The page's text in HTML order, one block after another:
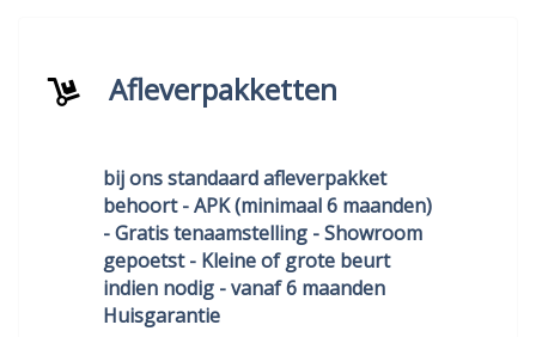
Afleverpakketten
bij ons standaard afleverpakket
behoort - APK (minimaal 6 maanden)
- Gratis tenaamstelling - Showroom
gepoetst - Kleine of grote beurt
indien nodig - vanaf 6 maanden
Huisgarantie